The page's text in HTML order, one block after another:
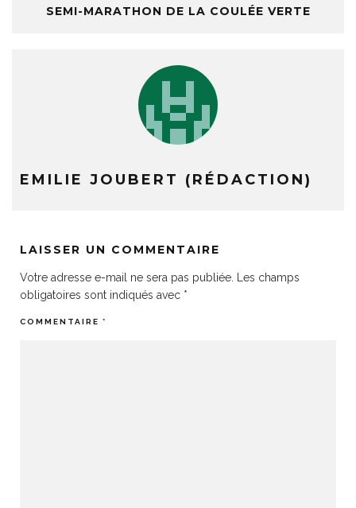
SEMI-MARATHON DE LA COULÉE VERTE
EMILIE JOUBERT (RÉDACTION)
LAISSER UN COMMENTAIRE
Votre adresse e-mail ne sera pas publiée.
Les champs
obligatoires sont indiqués avec *
COMMENTAIRE *